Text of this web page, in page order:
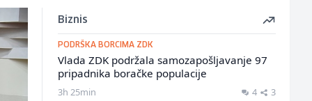
Biznis
PODRŠKA BORCIMA ZDK
Vlada ZDK podržala samozapošljavanje 97
pripadnika boračke populacije
3h 25min 4 3